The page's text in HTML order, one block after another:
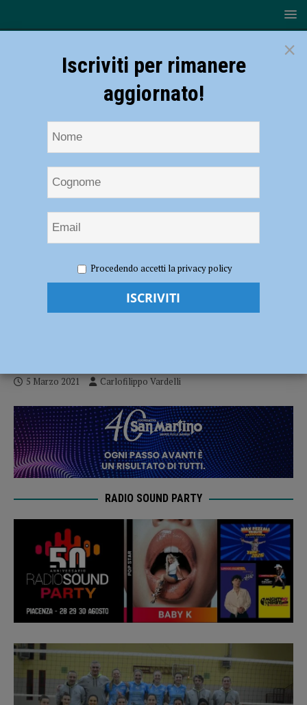
rinviata la gara contro Wimore ed il recupero con la Vap Piacenza
Pallavolo Sangiorgio, rinviata la gara
5 Marzo 2021 Carlofilippo Vardelli
RADIO SOUND PARTY
×
Iscriviti per rimanere
aggiornato!
Procedendo accetti la privacy policy